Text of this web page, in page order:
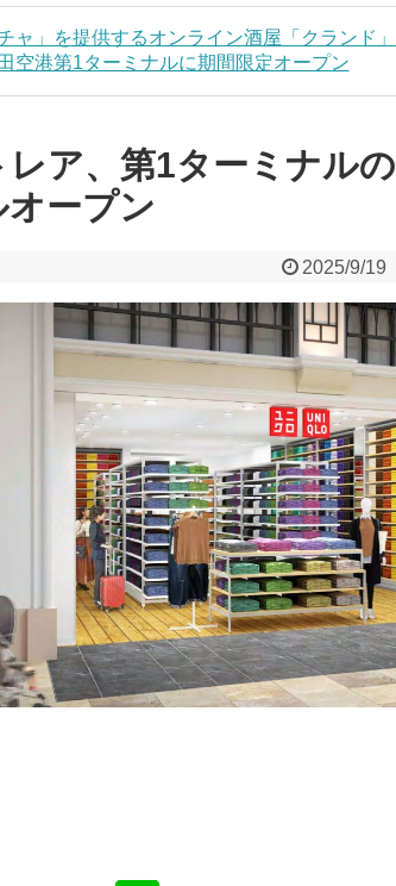
チャ」を提供するオンライン酒屋「クランド
空港第1ターミナルに期間限定オープン
レア、第1ターミナル
オープン
2025/9/19